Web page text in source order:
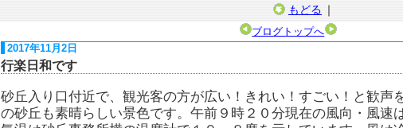
もどる ｜
ブログトップへ
2017年11月2日
行楽日和です
砂丘入り口付近で、観光客の方が広い！きれい！すごい！と歓声
の砂丘も素晴らしい景色です。午前９時２０分現在の風向・風速